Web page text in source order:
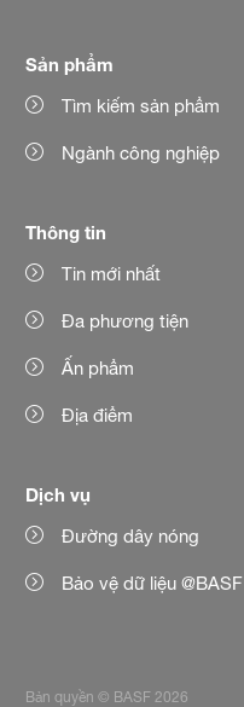
Sản phẩm
Tìm kiếm sản phẩm
Ngành công nghiệp
Thông tin
Tin mới nhất
Đa phương tiện
Ấn phẩm
Địa điểm
Dịch vụ
Đường dây nóng
Bảo vệ dữ liệu @BASF
Bản quyền © BASF 2026